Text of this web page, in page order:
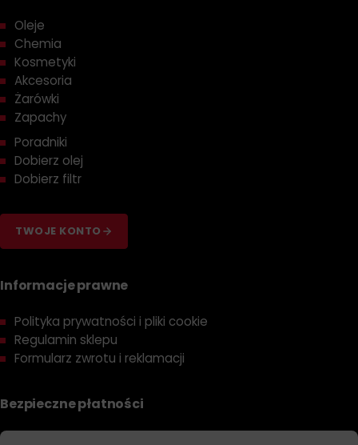
Oleje
Chemia
Kosmetyki
Akcesoria
Żarówki
Zapachy
Poradniki
Dobierz olej
Dobierz filtr
TWOJE KONTO
Informacje prawne
Polityka prywatności i pliki cookie
Regulamin sklepu
Formularz zwrotu i reklamacji
Bezpieczne płatności